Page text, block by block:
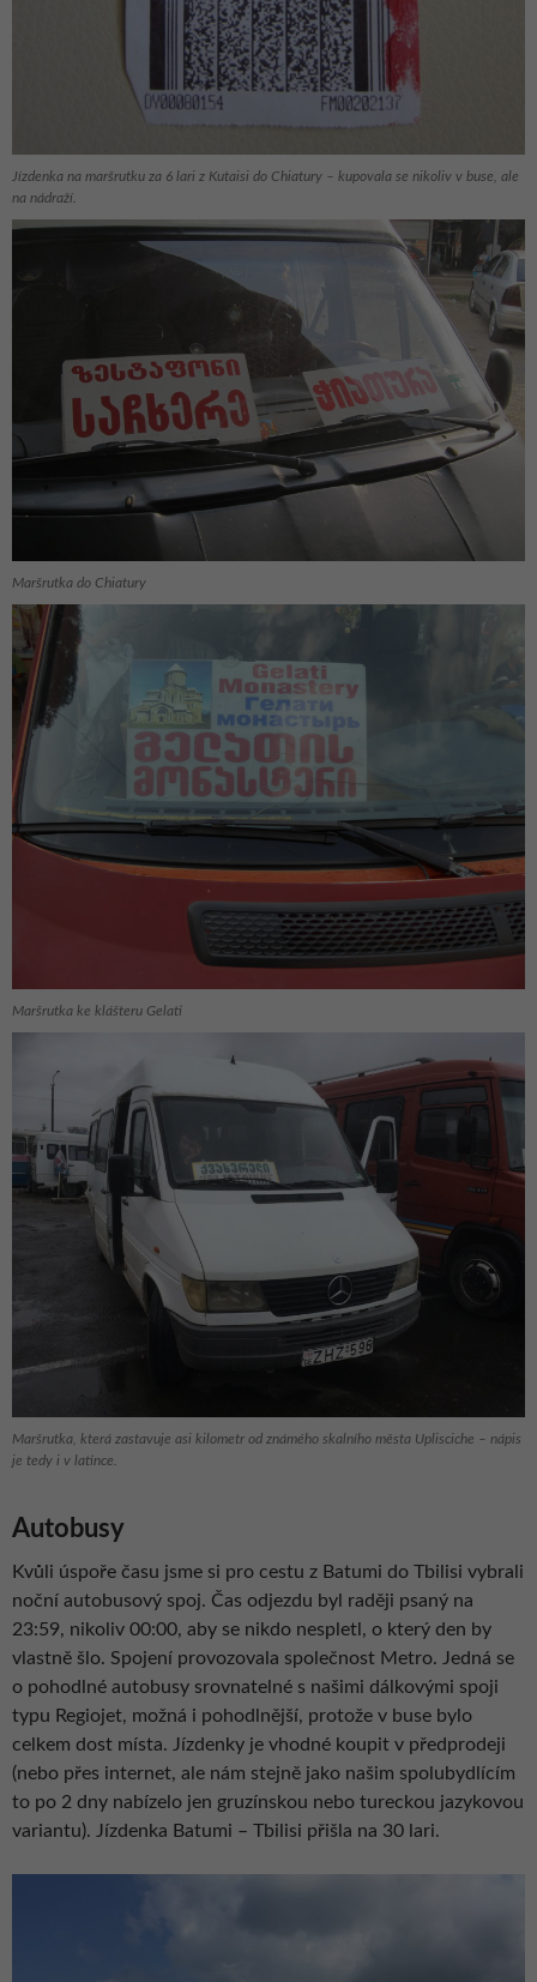
Jízdenka na maršrutku za 6 lari z Kutaisi do Chiatury – kupovala se nikoliv v buse, ale
na nádraží.
Maršrutka do Chiatury
Maršrutka ke klášteru Gelati
Maršrutka, která zastavuje asi kilometr od známého skalního města Uplisciche – nápis
je tedy i v latince.
Autobusy
Kvůli úspoře času jsme si pro cestu z Batumi do Tbilisi vybrali
noční autobusový spoj. Čas odjezdu byl raději psaný na
23:59, nikoliv 00:00, aby se nikdo nespletl, o který den by
vlastně šlo. Spojení provozovala společnost Metro. Jedná se
o pohodlné autobusy srovnatelné s našimi dálkovými spoji
typu Regiojet, možná i pohodlnější, protože v buse bylo
celkem dost místa. Jízdenky je vhodné koupit v předprodeji
(nebo přes internet, ale nám stejně jako našim spolubydlícím
to po 2 dny nabízelo jen gruzínskou nebo tureckou jazykovou
variantu). Jízdenka Batumi – Tbilisi přišla na 30 lari.